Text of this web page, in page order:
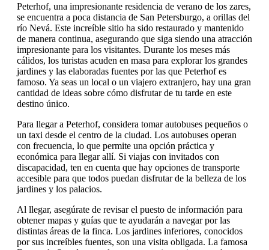
Peterhof, una impresionante residencia de verano de los zares,
se encuentra a poca distancia de San Petersburgo, a orillas del
río Nevá. Este increíble sitio ha sido restaurado y mantenido
de manera continua, asegurando que siga siendo una atracción
impresionante para los visitantes. Durante los meses más
cálidos, los turistas acuden en masa para explorar los grandes
jardines y las elaboradas fuentes por las que Peterhof es
famoso. Ya seas un local o un viajero extranjero, hay una gran
cantidad de ideas sobre cómo disfrutar de tu tarde en este
destino único.
Para llegar a Peterhof, considera tomar autobuses pequeños o
un taxi desde el centro de la ciudad. Los autobuses operan
con frecuencia, lo que permite una opción práctica y
económica para llegar allí. Si viajas con invitados con
discapacidad, ten en cuenta que hay opciones de transporte
accesible para que todos puedan disfrutar de la belleza de los
jardines y los palacios.
Al llegar, asegúrate de revisar el puesto de información para
obtener mapas y guías que te ayudarán a navegar por las
distintas áreas de la finca. Los jardines inferiores, conocidos
por sus increíbles fuentes, son una visita obligada. La famosa